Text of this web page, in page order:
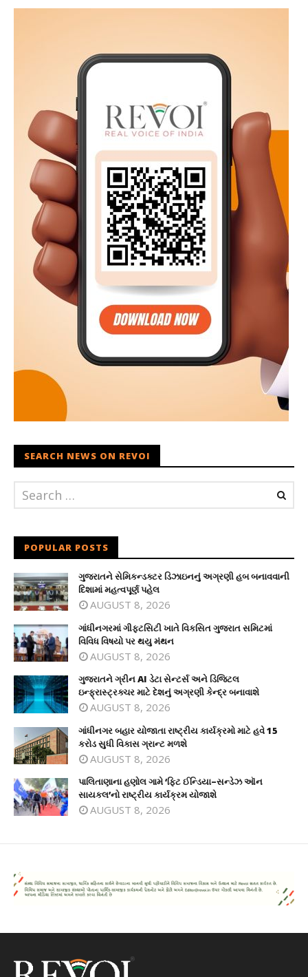
SEARCH NEWS ON REVOI
POPULAR POSTS
ગુજરાતને સેમિકન્ડક્ટર ડિઝાઇનનું અગ્રણી હબ બનાવવાની
દિશામાં મહત્વપૂર્ણ પહેલ
AUGUST 8, 2026
ગાંધીનગરમાં ગીફ્ટસિટી ખાતે વિકસિત ગુજરાત સમિટમાં
વિવિધ વિષયો પર થયુ મંથન
AUGUST 8, 2026
ગુજરાતને ગ્રીન AI ડેટા સેન્ટર્સ અને ડિજિટલ
ઇન્ફ્રાસ્ટ્રક્ચર માટે દેશનું અગ્રણી કેન્દ્ર બનાવાશે
AUGUST 8, 2026
ગાંધીનગર બહાર યોજાતા રાષ્ટ્રીય કાર્યક્રમો માટે હવે 15
કરોડ સુધી વિકાસ ગ્રાન્ટ મળશે
AUGUST 8, 2026
પાલિતાણાના હણોલ ગામે ‘ફિટ ઈન્ડિયા–સન્ડેઝ ઑન
સાયકલ’નો રાષ્ટ્રીય કાર્યક્રમ યોજાશે
AUGUST 8, 2026